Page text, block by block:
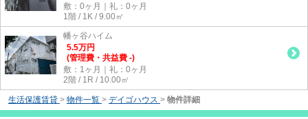
敷：0ヶ月｜礼：0ヶ月
1階 / 1K / 9.00㎡
幡ヶ谷ハイム
5.5万円
(管理費・共益費 -)
敷：1ヶ月｜礼：0ヶ月
2階 / 1R / 10.00㎡
生活保護賃貸 > 物件一覧 > デイゴハウス > 物件詳細